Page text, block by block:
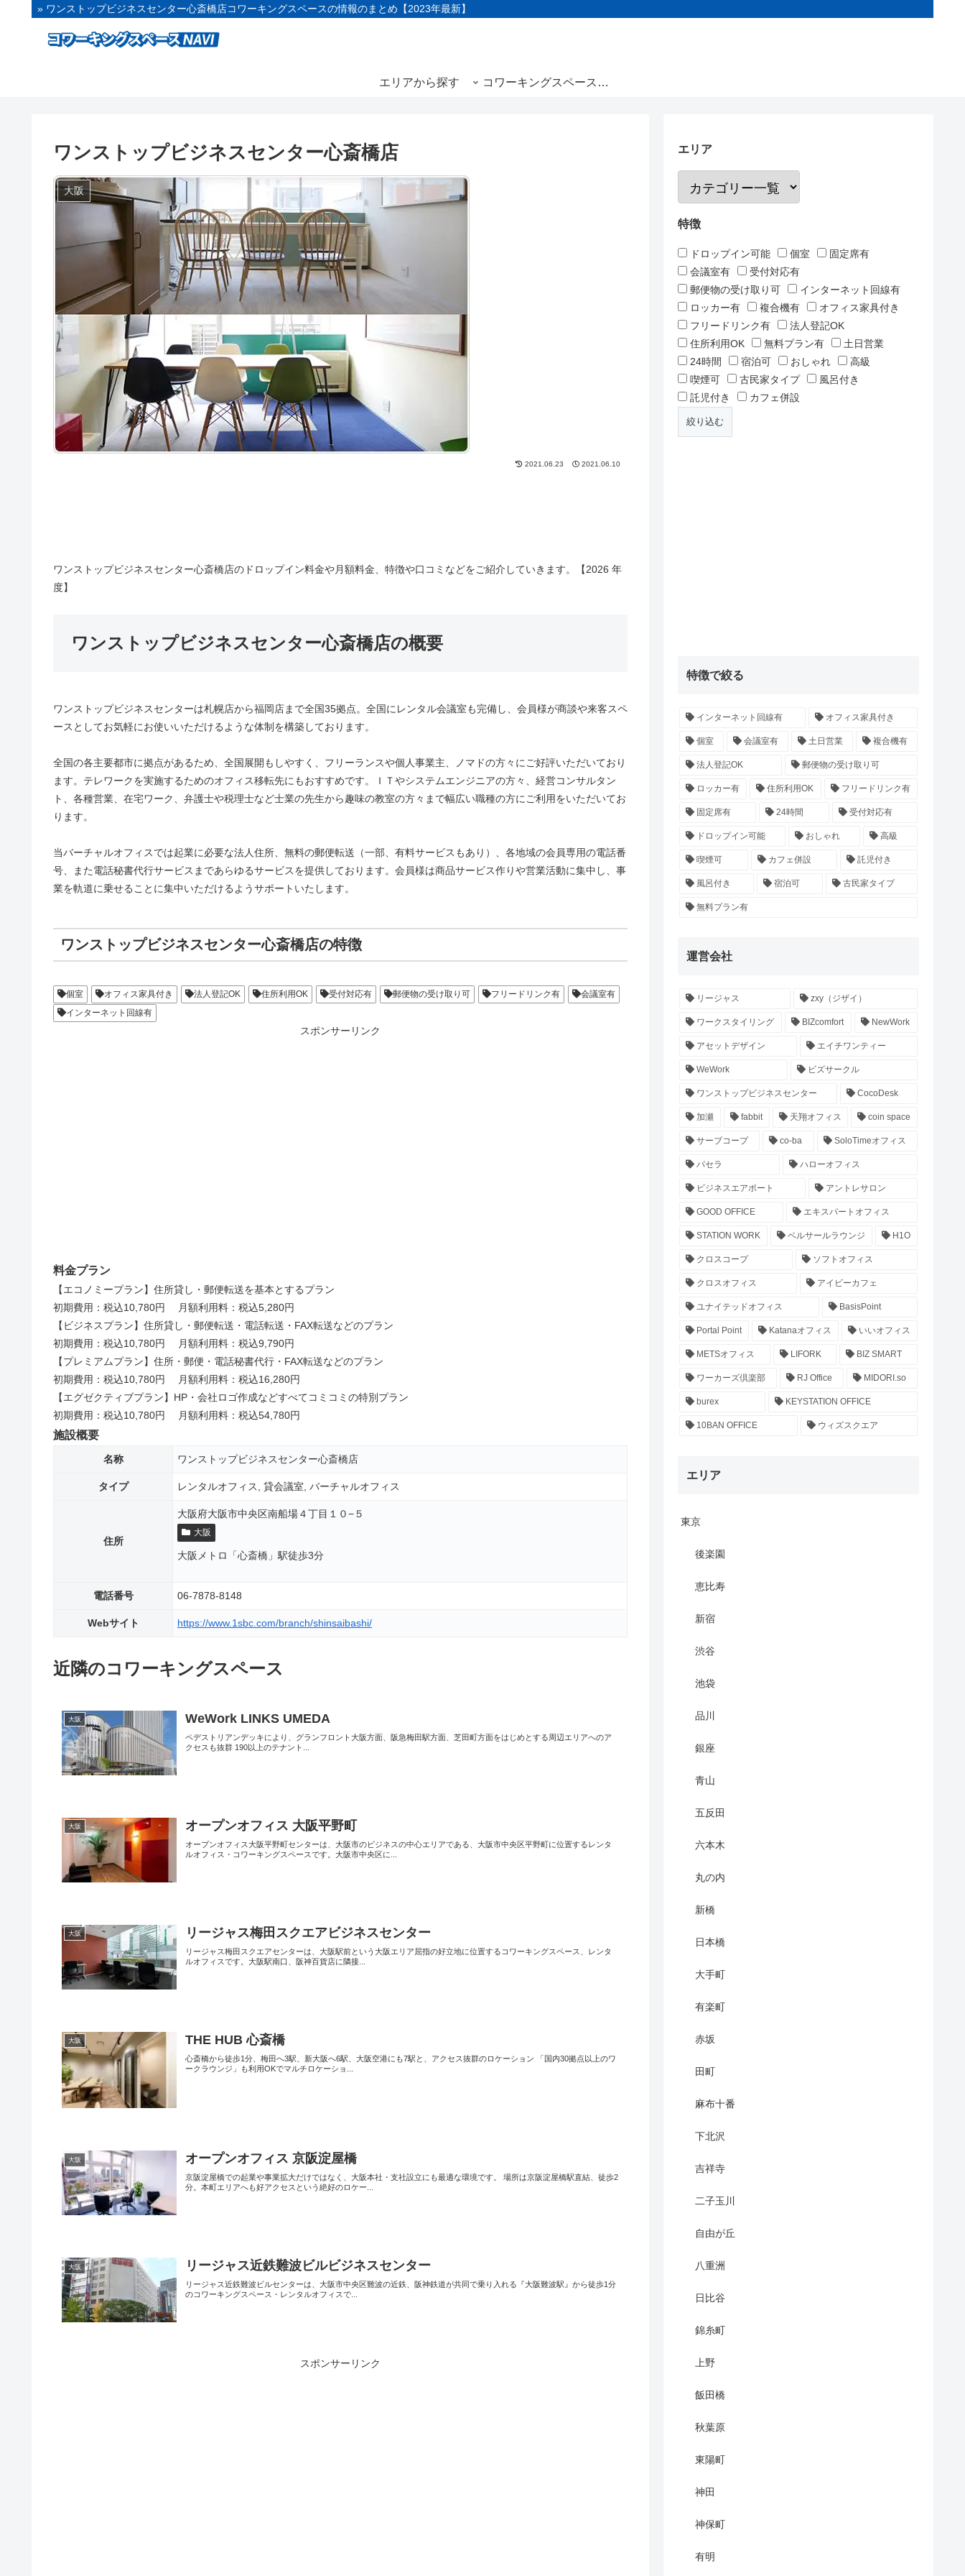
» ワンストップビジネスセンター心斎橋店コワーキングスペースの情報のまとめ【2023年最新】
エリアから探す コワーキングスペースと
ワンストップビジネスセンター心斎橋店
大阪
2021.06.23 2021.06.10
ワンストップビジネスセンター心斎橋店のドロップイン料金や月額料金、特徴や口コミなどをご紹介していきます。【2026 年
度】
ワンストップビジネスセンター心斎橋店の概要
ワンストップビジネスセンターは札幌店から福岡店まで全国35拠点。全国にレンタル会議室も完備し、会員様が商談や来客スペ
ースとしてお気軽にお使いいただけるような体制を構築しております。
全国の各主要都市に拠点があるため、全国展開もしやすく、フリーランスや個人事業主、ノマドの方々にご好評いただいており
ます。テレワークを実施するためのオフィス移転先にもおすすめです。ＩＴやシステムエンジニアの方々、経営コンサルタン
ト、各種営業、在宅ワーク、弁護士や税理士など士業の先生から趣味の教室の方々まで幅広い職種の方にご利用をいただいてお
ります。
当バーチャルオフィスでは起業に必要な法人住所、無料の郵便転送（一部、有料サービスもあり）、各地域の会員専用の電話番
号、また電話秘書代行サービスまであらゆるサービスを提供しております。会員様は商品サービス作りや営業活動に集中し、事
業を軌道に乗せることに集中いただけるようサポートいたします。
ワンストップビジネスセンター心斎橋店の特徴
個室 オフィス家具付き 法人登記OK 住所利用OK 受付対応有 郵便物の受け取り可 フリードリンク有
会議室有
インターネット回線有
スポンサーリンク
料金プラン
【エコノミープラン】住所貸し・郵便転送を基本とするプラン
初期費用：税込10,780円 月額利用料：税込5,280円
【ビジネスプラン】住所貸し・郵便転送・電話転送・FAX転送などのプラン
初期費用：税込10,780円 月額利用料：税込9,790円
【プレミアムプラン】住所・郵便・電話秘書代行・FAX転送などのプラン
初期費用：税込10,780円 月額利用料：税込16,280円
【エグゼクティブプラン】HP・会社ロゴ作成などすべてコミコミの特別プラン
初期費用：税込10,780円 月額利用料：税込54,780円
施設概要
名称 ワンストップビジネスセンター心斎橋店
タイプ レンタルオフィス, 貸会議室, バーチャルオフィス
住所
大阪府大阪市中央区南船場４丁目１０−５
大阪
大阪メトロ「心斎橋」駅徒歩3分
電話番号 06-7878-8148
Webサイト https://www.1sbc.com/branch/shinsaibashi/
近隣のコワーキングスペース
大阪 WeWork LINKS UMEDA
ペデストリアンデッキにより、グランフロント大阪方面、阪急梅田駅方面、芝田町方面をはじめとする周辺エリアへのア
クセスも抜群 190以上のテナント...
大阪 オープンオフィス 大阪平野町
オープンオフィス大阪平野町センターは、大阪市のビジネスの中心エリアである、大阪市中央区平野町に位置するレンタ
ルオフィス・コワーキングスペースです。大阪市中央区に...
大阪 リージャス梅田スクエアビジネスセンター
リージャス梅田スクエアセンターは、大阪駅前という大阪エリア屈指の好立地に位置するコワーキングスペース、レンタ
ルオフィスです。大阪駅南口、阪神百貨店に隣接...
大阪 THE HUB 心斎橋
心斎橋から徒歩1分、梅田へ3駅、新大阪へ6駅、大阪空港にも7駅と、アクセス抜群のロケーション 「国内30拠点以上のワ
ークラウンジ」も利用OKでマルチロケーショ...
大阪 オープンオフィス 京阪淀屋橋
京阪淀屋橋での起業や事業拡大だけではなく、大阪本社・支社設立にも最適な環境です。 場所は京阪淀屋橋駅直結、徒歩2
分。本町エリアへも好アクセスという絶好のロケー...
大阪 リージャス近鉄難波ビルビジネスセンター
リージャス近鉄難波ビルセンターは、大阪市中央区難波の近鉄、阪神鉄道が共同で乗り入れる『大阪難波駅』から徒歩1分
のコワーキングスペース・レンタルオフィスで...
スポンサーリンク
エリア
特徴
ドロップイン可能 個室
固定席有
会議室有
受付対応有
郵便物の受け取り可
インターネット回線有
ロッカー有
複合機有
オフィス家具付き
フリードリンク有
法人登記OK
住所利用OK
無料プラン有
土日営業
24時間
宿泊可 おしゃれ
高級
喫煙可
古民家タイプ
風呂付き
託児付き
カフェ併設
特徴で絞る
インターネット回線有 オフィス家具付き
個室 会議室有 土日営業 複合機有
法人登記OK 郵便物の受け取り可
ロッカー有 住所利用OK フリードリンク有
固定席有 24時間 受付対応有
ドロップイン可能 おしゃれ 高級
喫煙可 カフェ併設 託児付き
風呂付き 宿泊可 古民家タイプ
無料プラン有
運営会社
リージャス zxy（ジザイ）
ワークスタイリング BIZcomfort NewWork
アセットデザイン エイチワンティー
WeWork ビズサークル
ワンストップビジネスセンター CocoDesk
加瀬 fabbit 天翔オフィス coin space
サーブコープ co-ba SoloTimeオフィス
パセラ ハローオフィス
ビジネスエアポート アントレサロン
GOOD OFFICE エキスパートオフィス
STATION WORK ベルサールラウンジ H1O
クロスコープ ソフトオフィス
クロスオフィス アイビーカフェ
ユナイテッドオフィス BasisPoint
Portal Point Katanaオフィス いいオフィス
METSオフィス LIFORK BIZ SMART
ワーカーズ倶楽部 RJ Office MIDORI.so
burex KEYSTATION OFFICE
10BAN OFFICE ウィズスクエア
エリア
東京
後楽園
恵比寿
新宿
渋谷
池袋
品川
銀座
青山
五反田
六本木
丸の内
新橋
日本橋
大手町
有楽町
赤坂
田町
麻布十番
下北沢
吉祥寺
二子玉川
自由が丘
八重洲
日比谷
錦糸町
上野
飯田橋
秋葉原
東陽町
神田
神保町
有明